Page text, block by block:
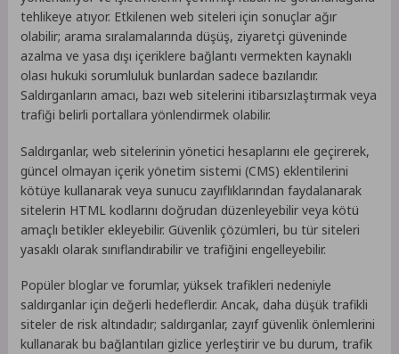
tehlikeye atıyor. Etkilenen web siteleri için sonuçlar ağır
olabilir; arama sıralamalarında düşüş, ziyaretçi güveninde
azalma ve yasa dışı içeriklere bağlantı vermekten kaynaklı
olası hukuki sorumluluk bunlardan sadece bazılarıdır.
Saldırganların amacı, bazı web sitelerini itibarsızlaştırmak veya
trafiği belirli portallara yönlendirmek olabilir.
Saldırganlar, web sitelerinin yönetici hesaplarını ele geçirerek,
güncel olmayan içerik yönetim sistemi (CMS) eklentilerini
kötüye kullanarak veya sunucu zayıflıklarından faydalanarak
sitelerin HTML kodlarını doğrudan düzenleyebilir veya kötü
amaçlı betikler ekleyebilir. Güvenlik çözümleri, bu tür siteleri
yasaklı olarak sınıflandırabilir ve trafiğini engelleyebilir.
Popüler bloglar ve forumlar, yüksek trafikleri nedeniyle
saldırganlar için değerli hedeflerdir. Ancak, daha düşük trafikli
siteler de risk altındadır; saldırganlar, zayıf güvenlik önlemlerini
kullanarak bu bağlantıları gizlice yerleştirir ve bu durum, trafik